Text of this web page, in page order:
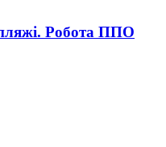
Робота ППО